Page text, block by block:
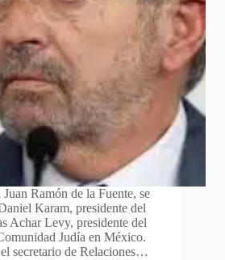
Ramón de la Fuente, se
Karam, presidente del
Achar Levy, presidente del
Judía en México.
secretario de Relaciones…